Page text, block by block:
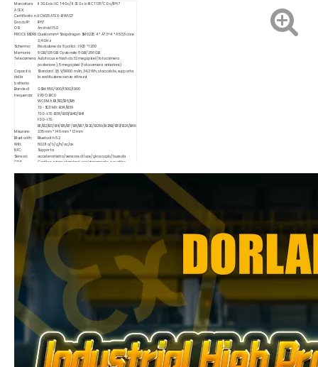
Marcatura
ATEX:
II 3G Ex ic IIC T4 Gc/II 3D Ex ic IIIC T135°C Dc/IP67
Certificato n.: ECM25 ATEX-B WU27
Grado IP: IP67
OS:
Android 15.0
PROCESSORE:Qualcomm® Snapdragon SM6225 4 * A73+4 * A53,8 core
2,4 GHz
Schermo: Risoluzione da 8 pollici : 1920 * 1200
Memoria: 8 GB/128 GB Opzionale: 8 GB/256 GB
Telecamera: Autofocus e flash da 32 megapixel (fotocamera
posteriore), 5 megapixel (fotocamera anteriore)
Capacità
della
batteria:
Standard 3,8 V/9000 mAh, 34,2 Wh, staccabile, supporta
la sostituzione senza attrezzi
Bande di
frequenza:
GSM: 850/900/1800/1900
EVDO: BC0
WCDMA: B1/B2/B5/B8
TD-SCDMA: B34/B39
TDD-LTE: B38/B39/B40/B41
FDD-LTE:
B1/B2/B3/B4/B5/B7/B8/B17/B20/B28A/B28B/B19/B26/B66
Misurare: 235 mm * 146 mm * 13 mm
Bluetooth: Bluetooth 5.2
Wifi: 802.11 a/b/g/n/ac/ax
NFC: Supporta
Sensori: accelerometro/sensore di luce/giroscopio/bussola
GPS: Configurazione standard: posizionamento a quattro
Opzionale: modulo di posizionamento satellitare Beidou
singolo, UMD220
Presa per